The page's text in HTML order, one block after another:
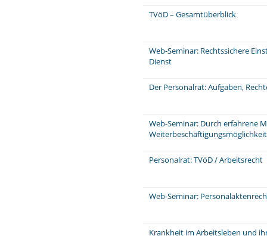
TVöD – Gesamtüberblick
Web-Seminar: Rechtssichere
Dienst
Der Personalrat: Aufgaben,
Web-Seminar: Durch erfahrene
Personalrat: TVöD / Arbeitsrecht
Web-Seminar:
Krankheit im Arbeitsleben und